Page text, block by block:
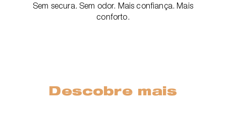
Sem secura. Sem odor. Mais confiança. Mais
conforto.
Descobre mais